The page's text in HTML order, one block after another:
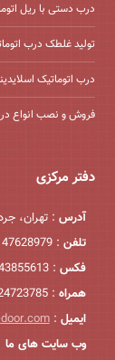
درب دستی با ریل
تولید غلطک درب
درب اتوماتیک
فروش و نصب انواع
دفتر مرکزی
آدرس : تهران،
تلفن : 47628979 – 021
فکس : 43855613 – 021
همراه : 09124723785
ایمیل :
وب سایت های ما